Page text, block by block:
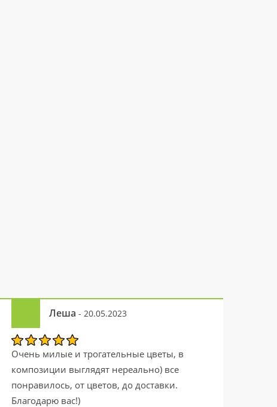
Леша - 20.05.2023
Очень милые и трогательные цветы, в
композиции выглядят нереально) все
понравилось, от цветов, до доставки.
Благодарю вас!)